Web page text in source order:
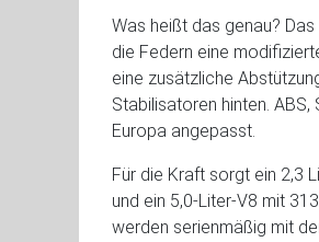
Was heißt das genau?
die Federn eine
eine zusätzliche
Stabilisatoren hinten.
Europa angepasst.
Für die Kraft sorgt ein 2,3
und ein 5,0-Liter-V8 mit
werden serienmäßig mit